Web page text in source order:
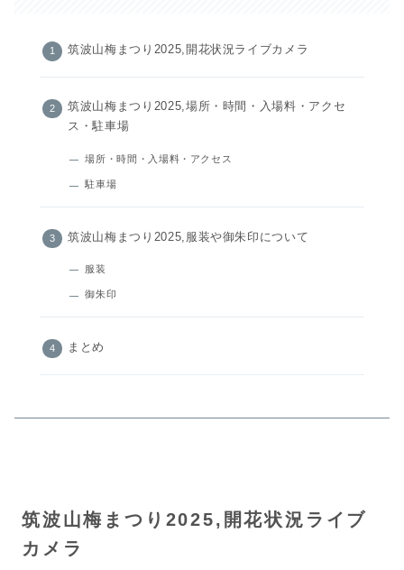
筑波山梅まつり2025,開花状況ライブカメラ
筑波山梅まつり2025,場所・時間・入場料・アクセ
ス・駐車場
場所・時間・入場料・アクセス
駐車場
筑波山梅まつり2025,服装や御朱印について
服装
御朱印
まとめ
筑波山梅まつり2025,開花状況ライブ
カメラ